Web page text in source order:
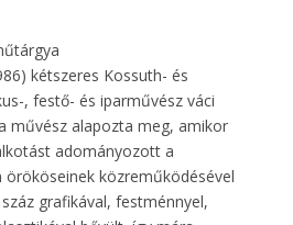
kétszeres Kossuth- és
, festő- és iparművész váci
művész alapozta meg, amikor
adományozott a
örököseinek közreműködésével
grafikával, festménnyel,